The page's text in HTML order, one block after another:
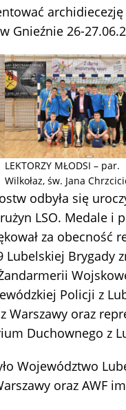
Gnieźnie 26-
LEKTORZY MŁODSI – par.
Wilkołaz, św. Jana
odbyła się
LSO. Medale i
za obecność
Lubelskiej Brygady
Policji z
Warszawy oraz
Duchownego z
Województwo
oraz AWF